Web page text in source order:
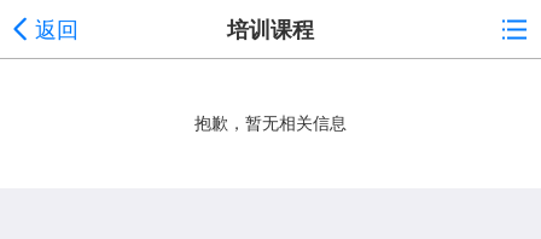
返回 培训课程
抱歉，暂无相关信息